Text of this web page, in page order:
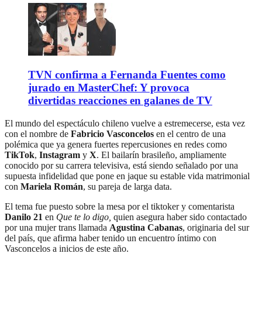
TVN confirma a Fernanda Fuentes como
jurado en MasterChef: Y provoca
divertidas reacciones en galanes de TV
El mundo del espectáculo chileno vuelve a estremecerse, esta vez
con el nombre de Fabricio Vasconcelos en el centro de una
polémica que ya genera fuertes repercusiones en redes como
TikTok, Instagram y X. El bailarín brasileño, ampliamente
conocido por su carrera televisiva, está siendo señalado por una
supuesta infidelidad que pone en jaque su estable vida matrimonial
con Mariela Román, su pareja de larga data.
El tema fue puesto sobre la mesa por el tiktoker y comentarista
Danilo 21 en Que te lo digo, quien asegura haber sido contactado
por una mujer trans llamada Agustina Cabanas, originaria del sur
del país, que afirma haber tenido un encuentro íntimo con
Vasconcelos a inicios de este año.